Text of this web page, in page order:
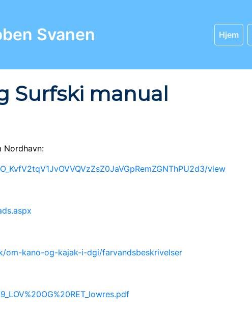
Svanen Hjem
Surfski manual
Nordhavn:
view
kano-og-kajak-i-dgi/farvandsbeskrivelser